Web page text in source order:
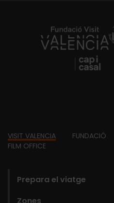
https://
Footer
VISIT VALENCIA FUNDACIÓ
FILM OFFICE
Prepara el viatge
Zones